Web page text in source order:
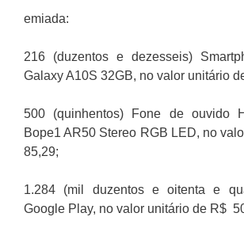
emiada:
216 (duzentos e dezesseis)
Galaxy A10S 32GB, no valor unitário
500 (quinhentos) Fone de ouvido
Bope1 AR50 Stereo RGB LED, no
85,29;
1.284 (mil duzentos e oitenta e
Google Play, no valor unitário de R$